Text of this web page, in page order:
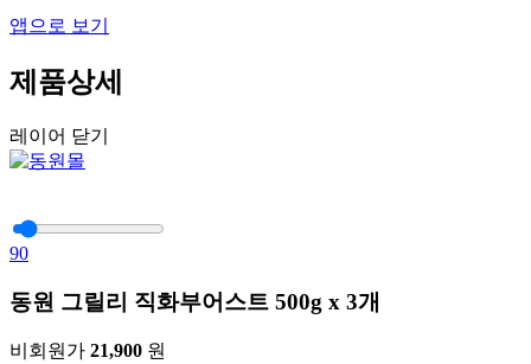
앱으로 보기
제품상세
레이어 닫기
90
동원 그릴리 직화부어스트 500g x 3개
비회원가 21,900 원